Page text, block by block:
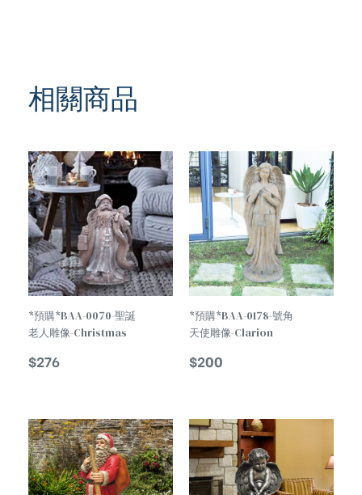
相關商品
*預購*BAA-0070-聖誕
老人雕像-Christmas
Claus Statue
$276
*預購*BAA-0178-號角
天使雕像-Clarion
$200
TREND